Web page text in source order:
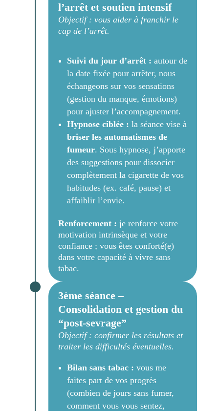
l’arrêt et soutien intensif
Objectif : vous aider à franchir le
cap de l’arrêt.
Suivi du jour d’arrêt : autour de
la date fixée pour arrêter, nous
échangeons sur vos sensations
(gestion du manque, émotions)
pour ajuster l’accompagnement.
Hypnose ciblée : la séance vise à
briser les automatismes de
fumeur. Sous hypnose, j’apporte
des suggestions pour dissocier
complètement la cigarette de vos
habitudes (ex. café, pause) et
affaiblir l’envie.
Renforcement : je renforce votre
motivation intrinsèque et votre
confiance ; vous êtes conforté(e)
dans votre capacité à vivre sans
tabac.
3ème séance –
Consolidation et gestion du
“post-sevrage”
Objectif : confirmer les résultats et
traiter les difficultés éventuelles.
Bilan sans tabac : vous me
faites part de vos progrès
(combien de jours sans fumer,
comment vous vous sentez,